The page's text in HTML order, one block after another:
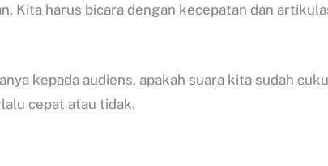
Kita harus bicara dengan kecepatan dan
kepada audiens, apakah suara kita sudah
cepat atau tidak.